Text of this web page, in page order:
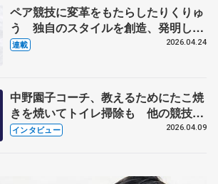
ペア競技に変革をもたらしたりくりゅ
う 独自のスタイルを創造、発明した
【引退発表後②】
連載 2026.04.24
中野園子コーチ、教えるためにたこ焼
きを焼いてトイレ掃除も 他の競技に
も通用するという坂本花織の筋肉
インタビュー 2026.04.09